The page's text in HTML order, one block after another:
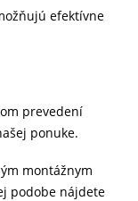
efektívne
prevedení
ponuke.
montážnym
podobe nájdete